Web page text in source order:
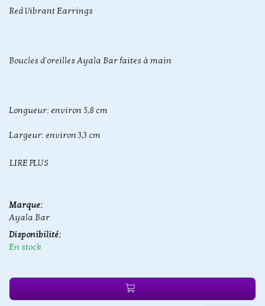
Red Vibrant Earrings
Boucles d'oreilles Ayala Bar faites à main
Longueur: environ 5,8 cm
Largeur: environ 3,3 cm
LIRE PLUS
Marque:
Ayala Bar
Disponibilité:
En stock